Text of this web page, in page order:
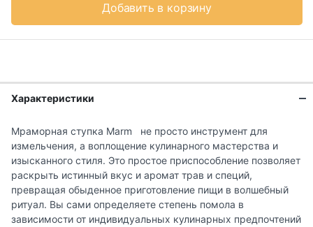
Добавить в корзину
Характеристики
Мраморная ступка Marm не просто инструмент для
измельчения, а воплощение кулинарного мастерства и
изысканного стиля. Это простое приспособление позволяет
раскрыть истинный вкус и аромат трав и специй,
превращая обыденное приготовление пищи в волшебный
ритуал. Вы сами определяете степень помола в
зависимости от индивидуальных кулинарных предпочтений